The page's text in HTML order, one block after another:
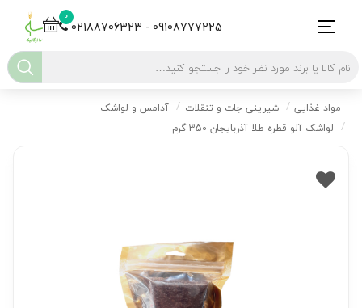
0
02188706323 - 09108777225
مواد غذایی شیرینی جات و تنقلات
آدامس و لواشک
لواشک آلو قطره طلا آذربایجان 350 گرم